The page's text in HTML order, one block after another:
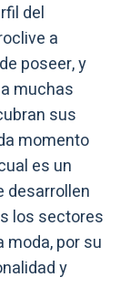
del
a
poseer, y
muchas
sus
momento
es un
desarrollen
los sectores
por su
y